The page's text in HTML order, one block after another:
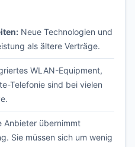
Neue Technologien und
als ältere Verträge.
WLAN-Equipment,
Telefonie sind bei vielen
Anbieter übernimmt
Sie müssen sich um wenig